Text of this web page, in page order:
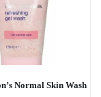
Normal Skin Wash